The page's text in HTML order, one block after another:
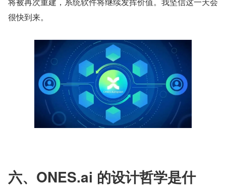
很快到来。
六、ONES.ai 的设计哲学是什